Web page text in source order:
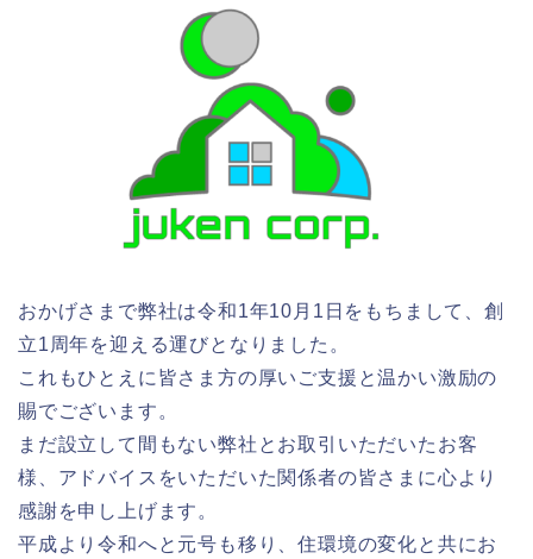
おかげさまで弊社は令和1年10月1日をもちまして、創
立1周年を迎える運びとなりました。
これもひとえに皆さま方の厚いご支援と温かい激励の
賜でございます。
まだ設立して間もない弊社とお取引いただいたお客
様、アドバイスをいただいた関係者の皆さまに心より
感謝を申し上げます。
平成より令和へと元号も移り、住環境の変化と共にお